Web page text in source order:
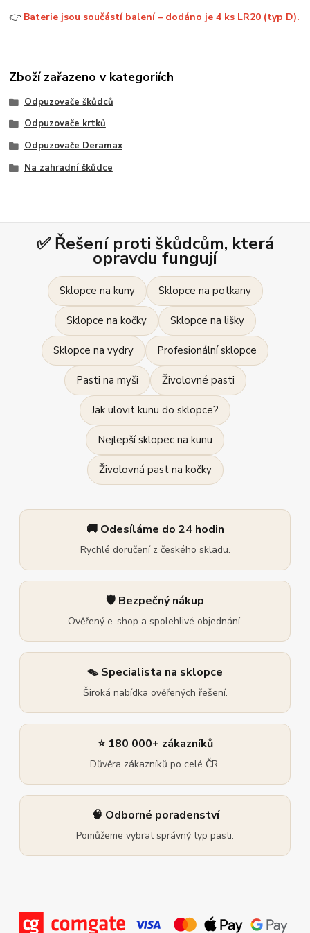
👉 Baterie jsou součástí balení – dodáno je 4 ks LR20 (typ D).
Zboží zařazeno v kategoriích
Odpuzovače škůdců
Odpuzovače krtků
Odpuzovače Deramax
Na zahradní škůdce
✅ Řešení proti škůdcům, která
opravdu fungují
Sklopce na kuny Sklopce na potkany
Sklopce na kočky Sklopce na lišky
Sklopce na vydry Profesionální sklopce
Pasti na myši Živolovné pasti
Jak ulovit kunu do sklopce?
Nejlepší sklopec na kunu
Živolovná past na kočky
🚚 Odesíláme do 24 hodin
Rychlé doručení z českého skladu.
🛡️ Bezpečný nákup
Ověřený e-shop a spolehlivé objednání.
🪤 Specialista na sklopce
Široká nabídka ověřených řešení.
⭐ 180 000+ zákazníků
Důvěra zákazníků po celé ČR.
🧠 Odborné poradenství
Pomůžeme vybrat správný typ pasti.